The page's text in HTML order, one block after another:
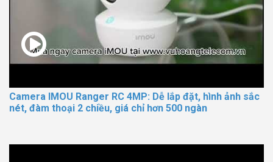
Camera IMOU Ranger RC 4MP: Dễ lắp đặt, hình ảnh sắc
nét, đàm thoại 2 chiều, giá chỉ hơn 500 ngàn